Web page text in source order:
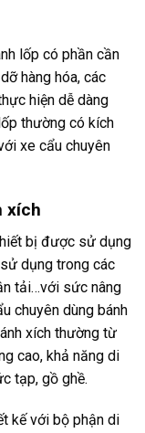
lốp có phần cần
hàng hóa, các
hiện dễ dàng
thường có kích
xe cẩu chuyên
xích
bị được sử dụng
dụng trong các
tải…với sức nâng
chuyên dùng bánh
xích thường từ
cao, khả năng di
tạp, gồ ghề.
kế với bộ phận di